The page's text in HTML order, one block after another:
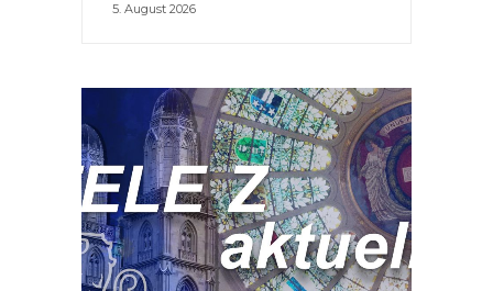
5. August 2026